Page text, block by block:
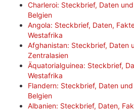
Charleroi: Steckbrief, Daten
Belgien
Angola: Steckbrief, Daten,
Westafrika
Afghanistan: Steckbrief, Daten
Zentralasien
Äquatorialguinea: Steckbrief,
Westafrika
Flandern: Steckbrief, Daten
Belgien
Albanien: Steckbrief, Daten,